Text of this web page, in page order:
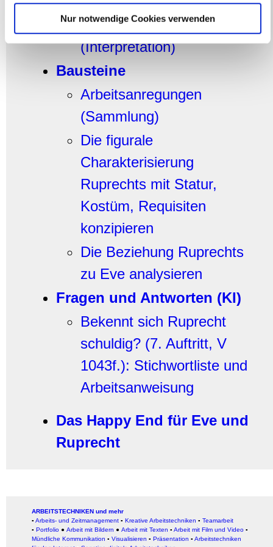
Partner führen diese Informationen möglicherweise mit
weiteren Daten zusammen, die Sie ihnen bereitgestellt
haben oder die sie im Rahmen Ihrer Nutzung der Dienste
gesammelt haben.
Nur notwendige Cookies verwenden
Scheuklappen
(Interpretation)
Bausteine
Arbeitsanregungen
(Sammlung)
Die figurale
Charakterisierung
Ruprechts mit Statur,
Kostüm, Requisiten
konzipieren
Die Beziehung Ruprechts
zu Eve analysieren
Fragen und Antworten (KI)
Bekennt sich Ruprecht
schuldig? (7. Auftritt, V
1043f.): Stichwortliste und
Arbeitsanweisung
Das Happy End für Eve und
Ruprecht
ARBEITSTECHNIKEN und mehr
▪ Arbeits- und Zeitmanagement ▪ Kreative Arbeitstechniken ▪ Teamarbeit
▪ Portfolio ● Arbeit mit Bildern ● Arbeit mit Texten ▪ Arbeit mit Film und Video ▪
Mündliche Kommunikation ▪ Visualisieren ▪ Präsentation ▪ Arbeitstechniken